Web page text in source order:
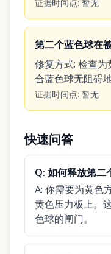
证据时间点: 暂无
第二个蓝色球在
修复方式: 检查为
合蓝色球无阻碍
证据时间点: 暂无
快速问答
Q: 如何释放第二
A: 你需要为黄色
黄色压力板上。
色球的闸门。